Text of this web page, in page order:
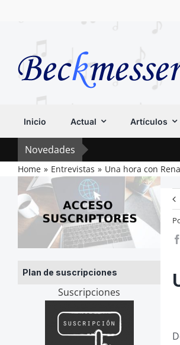
Inicio Actual Artículos
Novedades
Home Entrevistas Una hora con
Plan de suscripciones
Suscripciones